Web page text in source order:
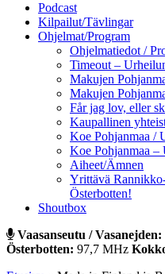
Podcast
Kilpailut/Tävlingar
Ohjelmat/Program
Ohjelmatiedot /
Timeout –
Makujen
Makujen
Får jag lov, eller
Kaupallinen
Koe Pohjanmaa /
Koe Pohjanmaa –
Aiheet/Ämnen
Yrittävä
Österbotten!
Shoutbox
Vaasanseutu / Vasanejden:
Österbotten: 97,7 MHz